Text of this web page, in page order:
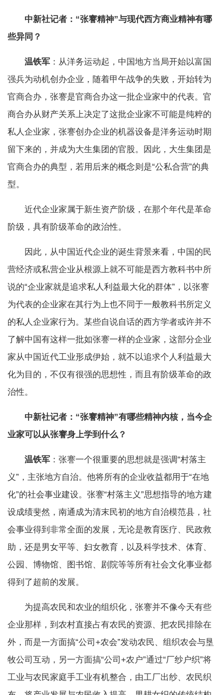
中新社记者：“张謇精神”与现代西方商业精神有哪
些异同？
温铁军 ：从洋务运动起，中国地方当局开始以富国
强兵为动机创办企业，随着甲午战争的失败，开始转为
官商合办，张謇是官商合办这一批企业家中的代表。官
商合办从财产关系上决定了这批企业家不可能是纯粹的
私人企业家，张謇创办企业的机器设备是洋务运动时期
留下来的，并成为大生集团的官股。因此，大生集团是
官商合办的典型，若用后来的概念则是“公私合营”的典
型。
近代企业家属于新生资产阶级，在那个年代是革命
阶级，具有阶级革命的政治性。
因此，从中国近代企业的诞生背景来看，中国的民
营经济或私营企业从根源上就不可能是西方教科书中所
说的“企业家就是追求私人利益最大化的群体”，以张謇
为代表的企业家在其行为上也不同于一般教科书所定义
的私人企业家行为。某些自说自话的西方学者或许并不
了解中国有这样一批如张謇一样的企业家，这部分企业
家从中国近代工业形成伊始，就不以追求个人利益最大
化为目的，不仅有很强的思想性，而且有阶级革命的政
治性。
中新社记者：“张謇精神”有哪些精神内核，当今企
业家可以从张謇身上学到什么？
温铁军 ：张謇一个很重要的思想就是强调“村落主
义”，主张地方自治。他将所有的企业收益都用于“在地
化”的社会事业建设。张謇“村落主义”思想指导的地方建
设成绩斐然，南通成为清末民初的地方自治模范县，社
会事业得到非常全面的发展，无论是教育医疗、民政救
助，还是男女平等、妇女教育，以及科学技术、体育、
公园、博物馆、图书馆、剧院等等所有社会文化事业都
得到了超前的发展。
为提高农民和农业的组织化，张謇并不像今天有些
企业那样，到农村直接占有农民的资源、把农民排除在
外，而是一方面搞“公司+农会”发动农民、组织农会与垦
牧公司互动，另一方面搞“公司+农户”通过“厂纱户织”将
工业与农民家庭手工业有机整合，由工厂出纱、农民织